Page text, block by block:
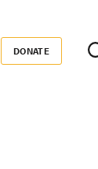
Donate
DONATE